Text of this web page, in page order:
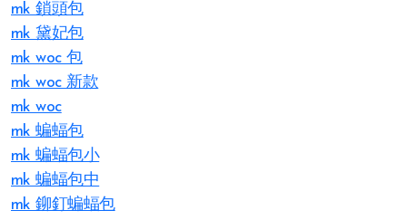
mk 鎖頭包
mk 黛妃包
mk woc 包
mk woc 新款
mk woc
mk 蝙蝠包
mk 蝙蝠包小
mk 蝙蝠包中
mk 鉚釘蝙蝠包